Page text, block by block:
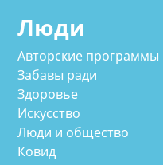
Люди
Авторские программы
Забавы ради
Здоровье
Искусство
Люди и общество
Ковид